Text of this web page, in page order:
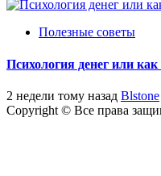
Полезные советы
Психология денег или
2 недели тому назад Blstone
Copyright © Все права